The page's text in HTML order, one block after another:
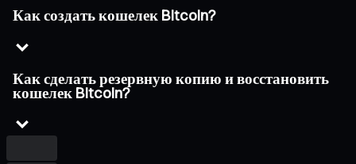
Как создать кошелек Bitcoin?
Как сделать резервную копию и восстановить
кошелек Bitcoin?